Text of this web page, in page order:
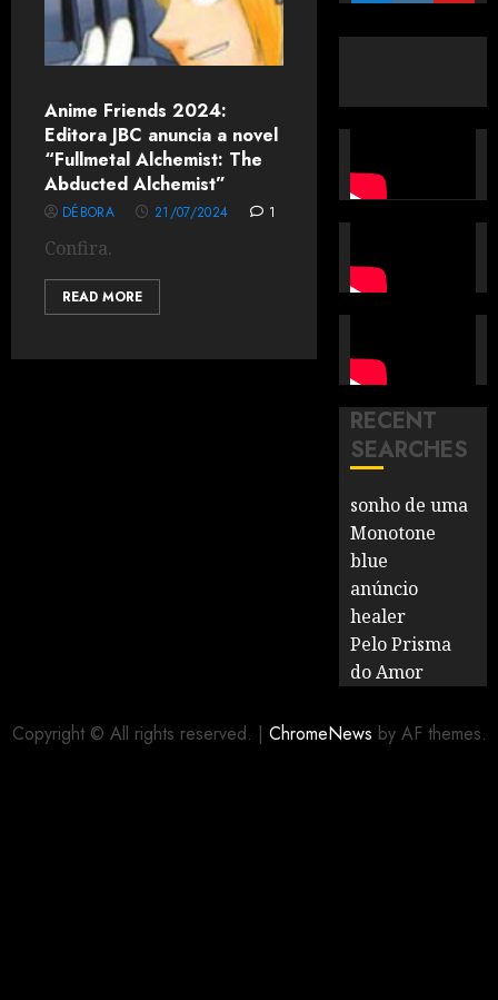
Anime Friends 2024:
Editora JBC anuncia a novel
“Fullmetal Alchemist: The
Abducted Alchemist”
DÉBORA 21/07/2024 1
Confira.
READ MORE
RECENT
SEARCHES
sonho de uma
Monotone
blue
anúncio
healer
Pelo Prisma
do Amor
Copyright © All rights reserved. | ChromeNews by AF themes.